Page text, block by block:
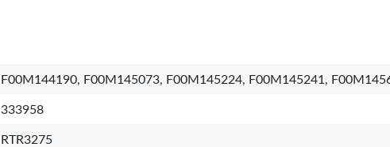
F00M144190, F00M145073, F00M145224, F00M145241,
333958
RTR3275